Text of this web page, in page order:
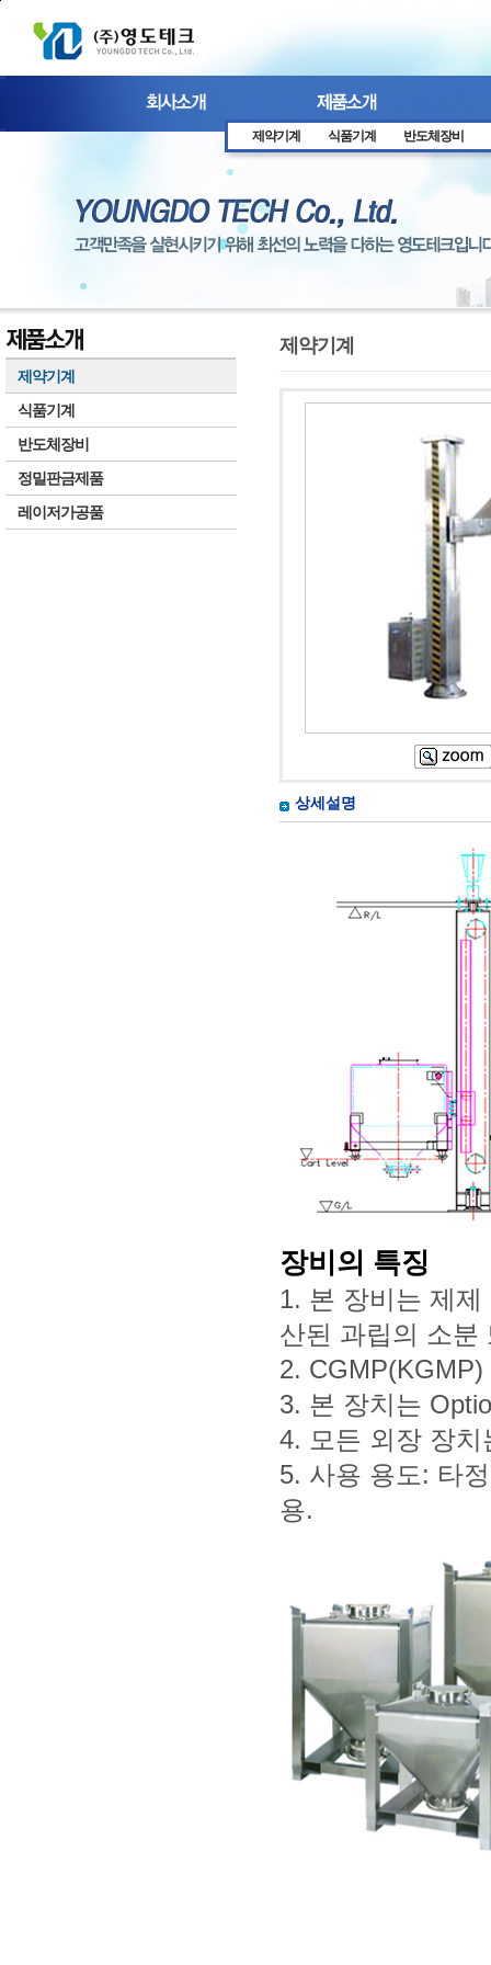
제약기계 식품기계 반도체장비
제약기계
식품기계
반도체장비
정밀판금제품
레이저가공품
제약기계
상세설명
장비의 특징
1. 본 장비는 제
산된 과립의 소분
2.
3. 본 장치는
4. 모든 외장 장
5. 사용 용도: 타
용.